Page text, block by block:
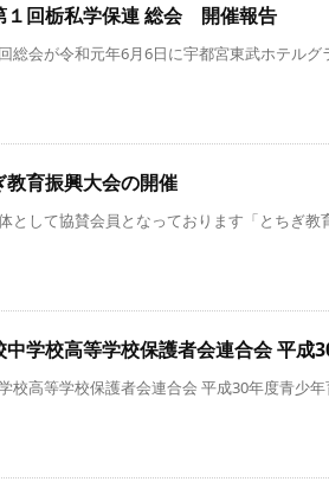
回栃私学保連 総会 開催報告
総会が令和元年6月6日に宇都宮東武ホテルグ
育振興大会の開催
として協賛会員となっております「とちぎ教
中学校高等学校保護者会連合会 平成
校高等学校保護者会連合会 平成30年度青少